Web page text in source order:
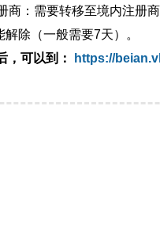
商：需要转移至境内注册
除（一般需要7天）。
，可以到：
https://